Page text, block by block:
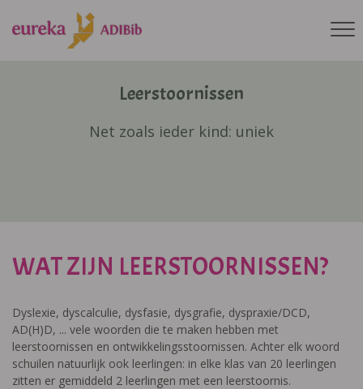
Leerstoornissen
Net zoals ieder kind: uniek
WAT ZIJN LEERSTOORNISSEN?
Dyslexie, dyscalculie, dysfasie, dysgrafie, dyspraxie/DCD,
AD(H)D, ... vele woorden die te maken hebben met
leerstoornissen en ontwikkelingsstoornissen. Achter elk woord
schuilen natuurlijk ook leerlingen: in elke klas van 20 leerlingen
zitten er gemiddeld 2 leerlingen met een leerstoornis.